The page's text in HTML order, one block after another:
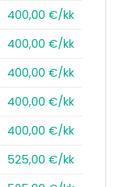
400,00 €/kk
400,00 €/kk
400,00 €/kk
400,00 €/kk
400,00 €/kk
525,00 €/kk